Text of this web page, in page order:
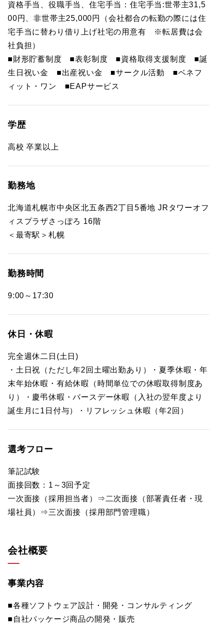
資格手当、役職手当、住宅手当：住宅手当:世帯主31,5
00円、非世帯主25,000円（会社都合の転勤の際には住
宅手当に替わり借り上げ社宅の用意有 ※転居費は会
社負担）
■財形貯蓄制度 ■表彰制度 ■資格取得支援制度 ■誕
生日祝い金 ■出産祝い金 ■サークル活動 ■ベネフ
ィット・ワン ■EAPサービス
学歴
高校 卒業以上
勤務地
北海道札幌市中央区北五条西2丁目5番地 JRタワーオフ
ィスプラザさっぽろ 16階
＜最寄駅＞札幌
勤務時間
9:00～17:30
休日・休暇
完全週休二日(土日)
・土日祝（ただし年2回土曜出勤あり）・夏季休暇・年
末年始休暇・有給休暇（時間単位での休暇取得制度あ
り）・慶弔休暇・バースデー休暇（入社の翌年度より
誕生月に1日付与）・リフレッシュ休暇（年2回）
選考フロー
筆記試験
面接回数：1～3回予定
一次面接（採用担当者）⇒二次面接（部署責任者・現
場社員）⇒三次面接（採用部門管理職）
会社概要
事業内容
■各種ソフトウェア設計・開発・コンサルティング
■自社パッケージ商品の開発・販売